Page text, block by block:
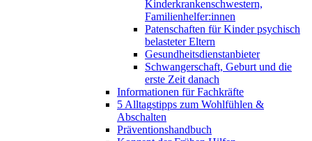
Kinderkrankenschwestern,
Familienhelfer:innen
Patenschaften für Kinder psychisch
belasteter Eltern
Gesundheitsdienstanbieter
Schwangerschaft, Geburt und die
erste Zeit danach
Informationen für Fachkräfte
5 Alltagstipps zum Wohlfühlen &
Abschalten
Präventionshandbuch